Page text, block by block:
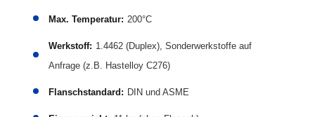
Max. Temperatur: 200°C
Werkstoff: 1.4462 (Duplex), Sonderwerkstoffe auf
Anfrage (z.B. Hastelloy C276)
Flanschstandard: DIN und ASME